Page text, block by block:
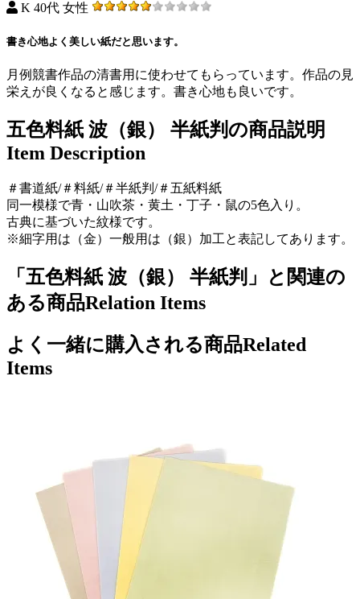
K 40代 女性
書き心地よく美しい紙だと思います。
月例競書作品の清書用に使わせてもらっています。作品の見
栄えが良くなると感じます。書き心地も良いです。
五色料紙 波（銀） 半紙判の商品説明
Item Description
＃書道紙/＃料紙/＃半紙判/＃五紙料紙
同一模様で青・山吹茶・黄土・丁子・鼠の5色入り。
古典に基づいた紋様です。
※細字用は（金）一般用は（銀）加工と表記してあります。
「五色料紙 波（銀） 半紙判」と関連の
ある商品Relation Items
よく一緒に購入される商品Related
Items